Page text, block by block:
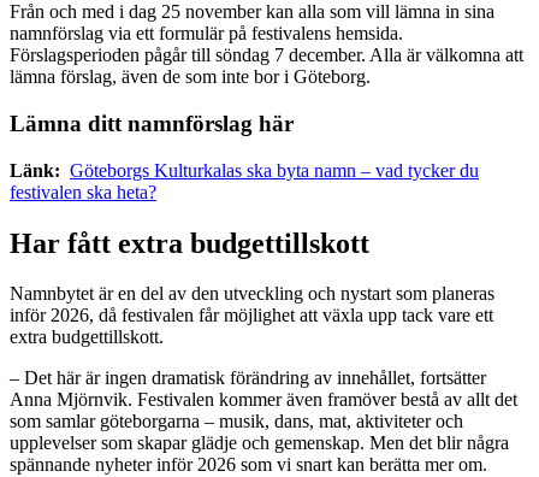
Från och med i dag 25 november kan alla som vill lämna in sina
namnförslag via ett formulär på festivalens hemsida.
Förslagsperioden pågår till söndag 7 december. Alla är välkomna att
lämna förslag, även de som inte bor i Göteborg.
Lämna ditt namnförslag här
Länk: Göteborgs Kulturkalas ska byta namn – vad tycker du
festivalen ska heta?
Har fått extra budgettillskott
Namnbytet är en del av den utveckling och nystart som planeras
inför 2026, då festivalen får möjlighet att växla upp tack vare ett
extra budgettillskott.
– Det här är ingen dramatisk förändring av innehållet, fortsätter
Anna Mjörnvik. Festivalen kommer även framöver bestå av allt det
som samlar göteborgarna – musik, dans, mat, aktiviteter och
upplevelser som skapar glädje och gemenskap. Men det blir några
spännande nyheter inför 2026 som vi snart kan berätta mer om.